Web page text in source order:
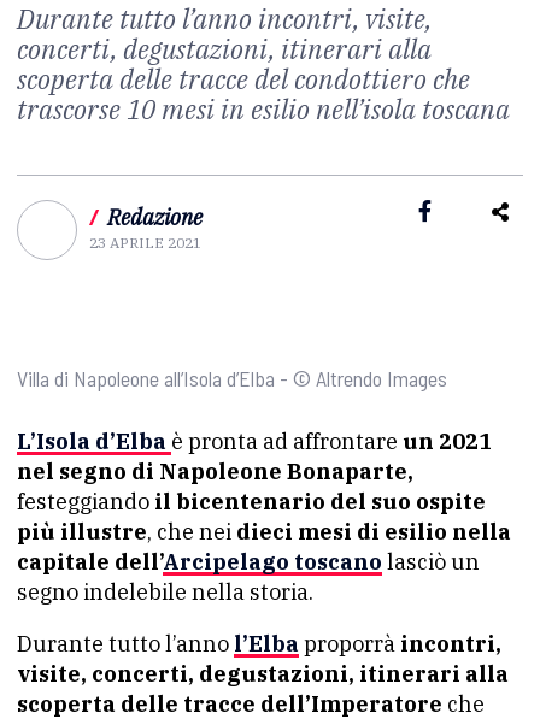
Durante tutto l’anno incontri, visite,
concerti, degustazioni, itinerari alla
scoperta delle tracce del condottiero che
trascorse 10 mesi in esilio nell’isola toscana
/ Redazione
23 APRILE 2021
Villa di Napoleone all’Isola d’Elba - © Altrendo Images
L’Isola d’Elba è pronta ad affrontare un 2021
nel segno di Napoleone Bonaparte,
festeggiando il bicentenario del suo ospite
più illustre, che nei dieci mesi di esilio nella
capitale dell’Arcipelago toscano lasciò un
segno indelebile nella storia.
Durante tutto l’anno l’Elba proporrà incontri,
visite, concerti, degustazioni, itinerari alla
scoperta delle tracce dell’Imperatore che